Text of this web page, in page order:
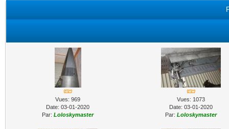
Vues: 969
Date: 03-01-2020
Par: Loloskymaster
Vues: 1073
Date: 03-01-2020
Par: Loloskymaster